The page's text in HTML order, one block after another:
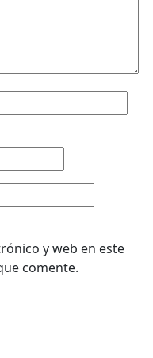
y web en este
comente.